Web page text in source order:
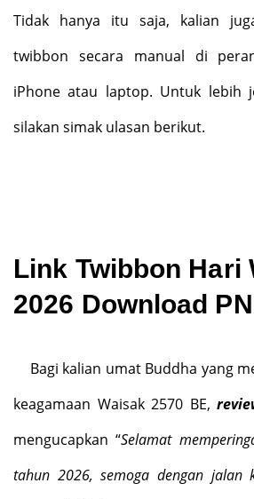
Tidak hanya itu saja, kalian
twibbon secara manual di
iPhone atau laptop. Untuk lebih
silakan simak ulasan berikut.
Link Twibbon Hari
2026 Download
Bagi kalian umat Buddha yang
keagamaan Waisak 2570 BE,
mengucapkan “Selamat
tahun 2026, semoga dengan jalan